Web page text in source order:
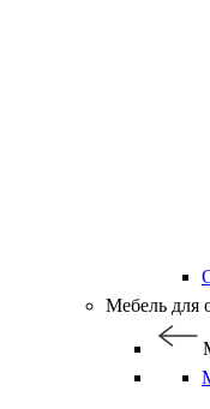
Мебель для